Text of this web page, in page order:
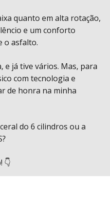
quanto em alta rotação,
e um conforto
o asfalto.
e já tive vários. Mas, para
com tecnologia e
de honra na minha
do 6 cilindros ou a
👇